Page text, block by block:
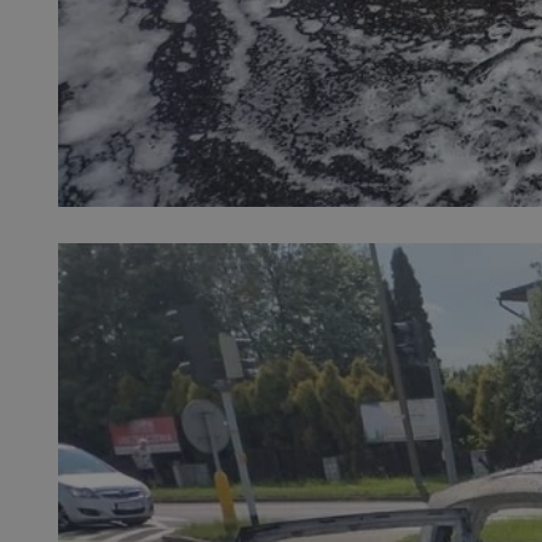
SessID
QeSessID
MvSessID
__cf_bm
suid
INGRESSCOOKIE
euds